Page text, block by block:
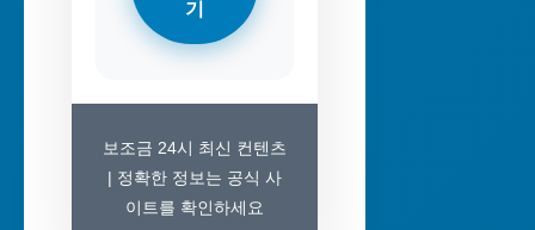
기
보조금 24시 최신 컨텐츠
| 정확한 정보는 공식 사
이트를 확인하세요